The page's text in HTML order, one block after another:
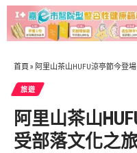
首頁 » 阿里山茶山HUFU涼亭節今登
旅遊
阿里山茶山
受部落文化之